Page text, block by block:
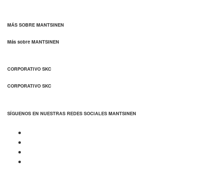
MÁS SOBRE MANTSINEN
Más sobre MANTSINEN
CORPORATIVO SKC
CORPORATIVO SKC
SÍGUENOS EN NUESTRAS REDES SOCIALES MANTSINEN